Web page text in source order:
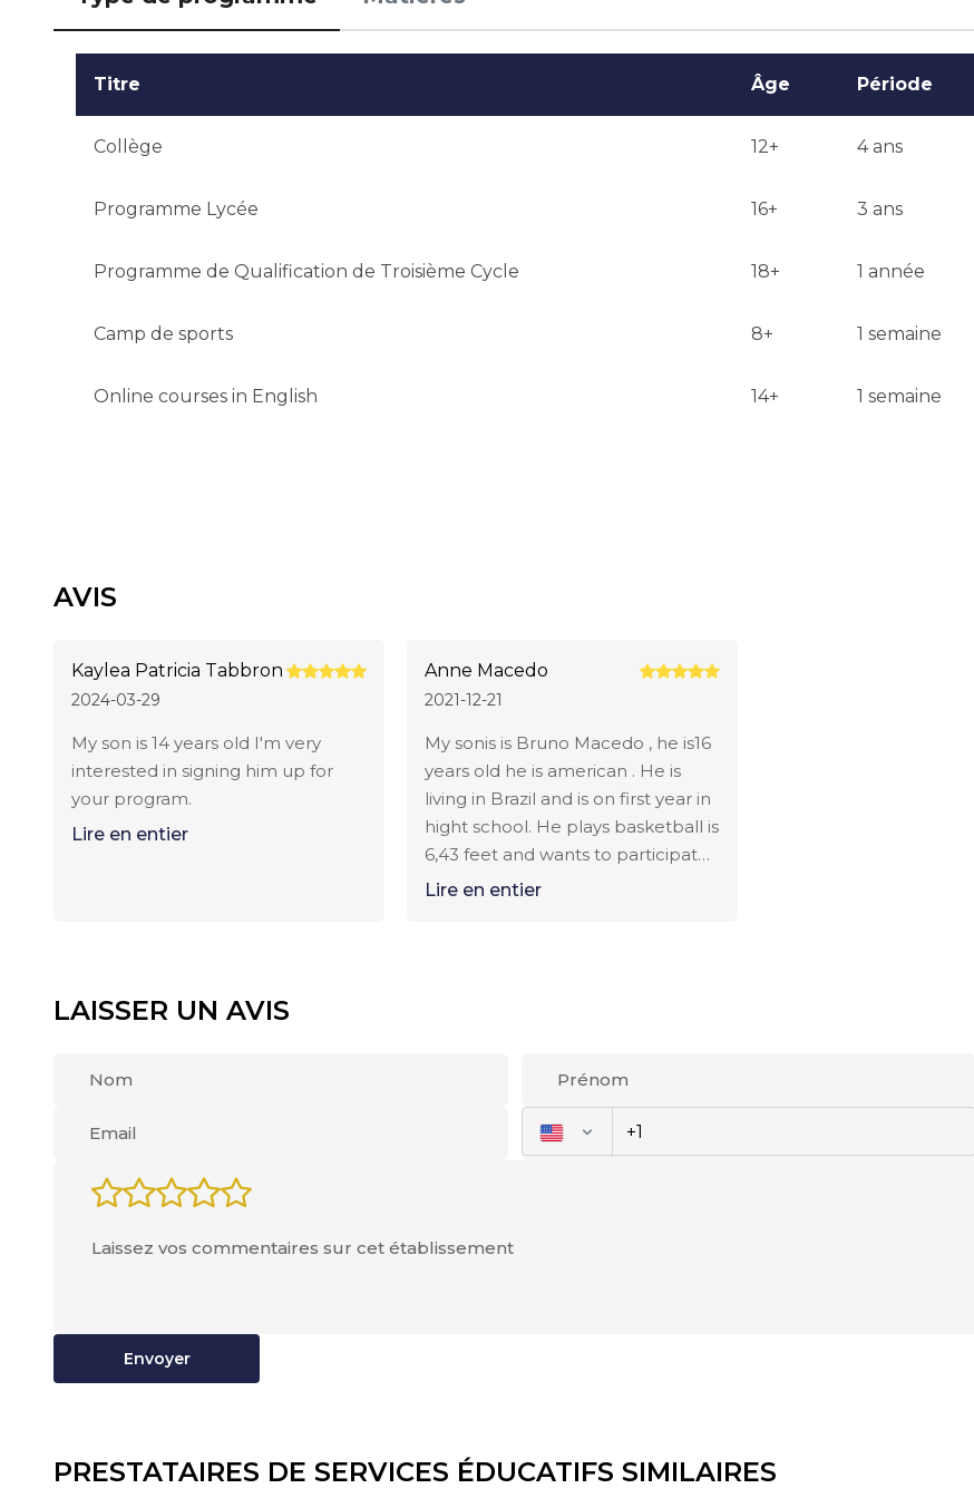
Qualifications ou expérience: L'expérience et les réalisations dans le sport choisi sont des exigences clés.
Notification des résultats: La décision d'admission est généralement communiquée dans un délai de 2-4
semaines après la fin de toutes les évaluations.
Titre Âge Période
Collège 12+ 4 ans
Programme Lycée 16+ 3 ans
Programme de Qualification de Troisième Cycle 18+ 1 année
Camp de sports 8+ 1 semaine
Online courses in English 14+ 1 semaine
AVIS
Kaylea Patricia Tabbron
2024-03-29
My son is 14 years old I'm very
interested in signing him up for
your program.
Lire en entier
Anne Macedo
2021-12-21
My sonis is Bruno Macedo , he is16
years old he is american . He is
living in Brazil and is on first year in
hight school. He plays basketball is
6,43 feet and wants to participate
on the basketball team. My name
Lire en entier
LAISSER UN AVIS
Envoyer
PRESTATAIRES DE SERVICES ÉDUCATIFS SIMILAIRES